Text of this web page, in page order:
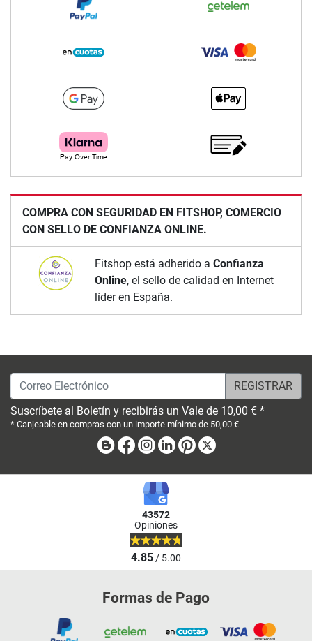
COMPRA CON SEGURIDAD EN FITSHOP, COMERCIO
CON SELLO DE CONFIANZA ONLINE.
Fitshop está adherido a Confianza
Online, el sello de calidad en Internet
líder en España.
Correo Electrónico
Suscríbete al Boletín y recibirás un Vale de 10,00 € *
* Canjeable en compras con un importe mínimo de 50,00 €
BlogFacebook
Instagram
LinkedinPinterest
43572
Opiniones
4.85/ 5.00
Formas de Pago